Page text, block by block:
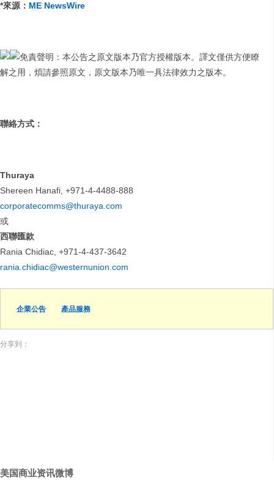
*來源： ME NewsWire
免責聲明：本公告之原文版本乃官方授權版本。譯文僅供方便瞭
解之用，煩請參照原文，原文版本乃唯一具法律效力之版本。
聯絡方式：
Thuraya
Shereen Hanafi, +971-4-4488-888
corporatecomms@thuraya.com
或
西聯匯款
Rania Chidiac, +971-4-437-3642
rania.chidiac@westernunion.com
企業公告 產品服務
分享到：
美国商业资讯微博